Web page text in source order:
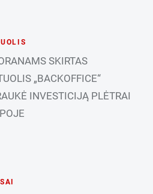
SKIRTAS
„BACKOFFICE“
INVESTICIJĄ PLĖTRAI